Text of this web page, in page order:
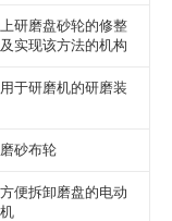
研磨盘砂轮的修整
实现该方法的机构
于研磨机的研磨装
砂布轮
便拆卸磨盘的电动